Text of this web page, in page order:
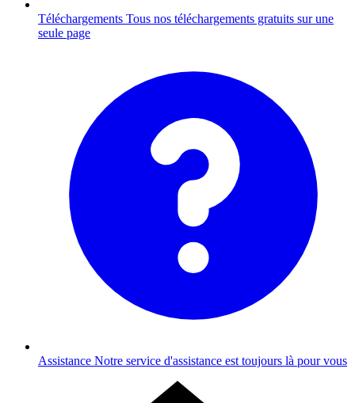
Téléchargements Tous nos téléchargements gratuits sur une
seule page
Assistance Notre service d'assistance est toujours là pour vous